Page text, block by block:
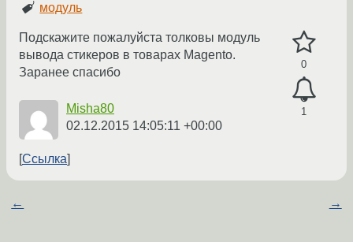
модуль
0
1
Подскажите пожалуйста толковы модуль
вывода стикеров в товарах Magento.
Заранее спасибо
Misha80
02.12.2015 14:05:11 +00:00
Ссылка
← →